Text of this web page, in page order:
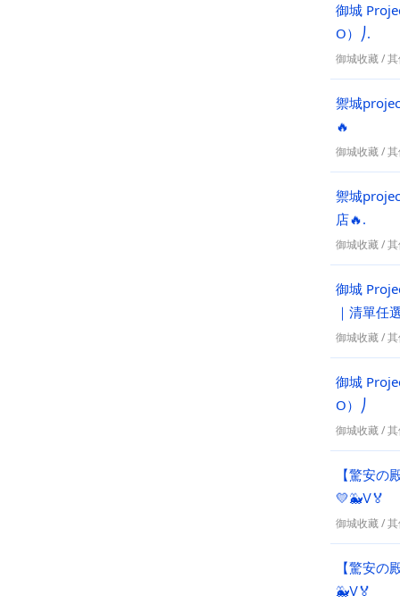
御城
O）⎠.
御城收藏/
禦城
🔥
御城收藏/
禦城
店🔥.
御城收藏/
御城
｜清單任
御城收藏/
御城
O）⎠
御城收藏/
【驚安
💛🐳Ⅴ🏅
御城收藏/
【驚安
🐳Ⅴ🏅